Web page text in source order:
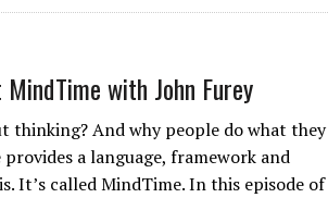
with John Furey
thinking? And why people do what they
provides a language, framework and
It’s called MindTime. In this episode of